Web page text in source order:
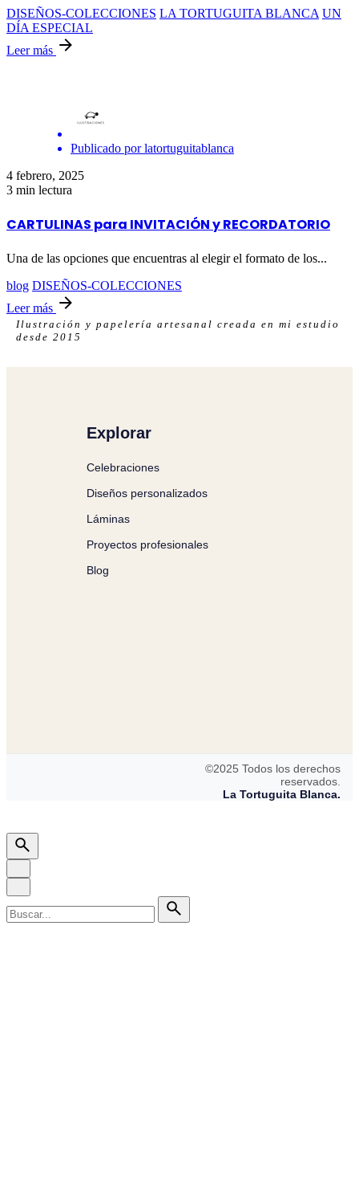
DISEÑOS-COLECCIONES LA TORTUGUITA BLANCA UN
DÍA ESPECIAL
Leer más
Publicado por latortuguitablanca
4 febrero, 2025
3 min lectura
CARTULINAS para INVITACIÓN y RECORDATORIO
Una de las opciones que encuentras al elegir el formato de los...
blog DISEÑOS-COLECCIONES
Leer más
Ilustración y papelería artesanal creada en mi estudio
desde 2015
Explorar
Celebraciones
Diseños personalizados
Láminas
Proyectos profesionales
Blog
©2025 Todos los derechos
reservados.
La Tortuguita Blanca.